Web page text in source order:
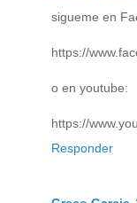
sigueme en
https://
o en youtube:
https://
Responder